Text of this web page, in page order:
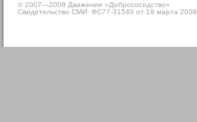
© 2007—2008 Движение «Добрососедство»
Свидетельство СМИ: ФС77-31540 от 19 марта 2008